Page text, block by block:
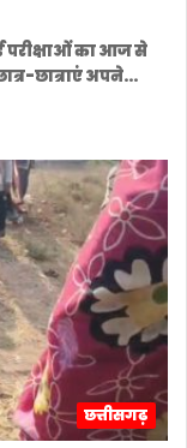
परीक्षाओं का आज से
छात्राएं अपने…
छत्तीसगढ़